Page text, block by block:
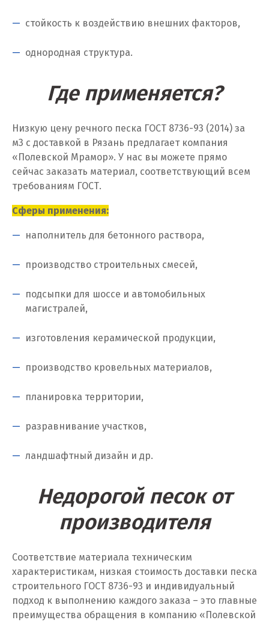
Камышево
Камышлов
Качканар
Киров
Кировград
Когалым
Коелга
Красногорск
Краснодар
Краснотурьинск
Красноярск
Кузино
Курск
Кушва
стойкость к воздействию внешних факторов,
однородная структура.
Где применяется?
Низкую цену речного песка ГОСТ 8736-93 (2014) за
м3 с доставкой в Рязань предлагает компания
«Полевской Мрамор». У нас вы можете прямо
сейчас заказать материал, соответствующий всем
требованиям ГОСТ.
Сферы применения:
наполнитель для бетонного раствора,
производство строительных смесей,
подсыпки для шоссе и автомобильных
магистралей,
изготовления керамической продукции,
производство кровельных материалов,
планировка территории,
разравнивание участков,
ландшафтный дизайн и др.
Недорогой песок от
производителя
Соответствие материала техническим
характеристикам, низкая стоимость доставки песка
строительного ГОСТ 8736-93 и индивидуальный
подход к выполнению каждого заказа – это главные
преимущества обращения в компанию «Полевской